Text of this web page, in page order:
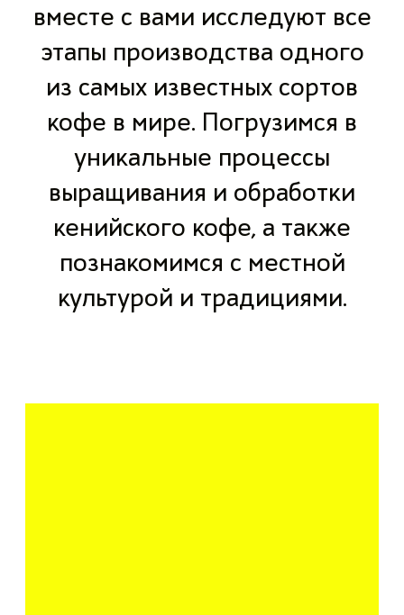
вместе с вами исследуют все
этапы производства одного
из самых известных сортов
кофе в мире. Погрузимся в
уникальные процессы
выращивания и обработки
кенийского кофе, а также
познакомимся с местной
культурой и традициями.